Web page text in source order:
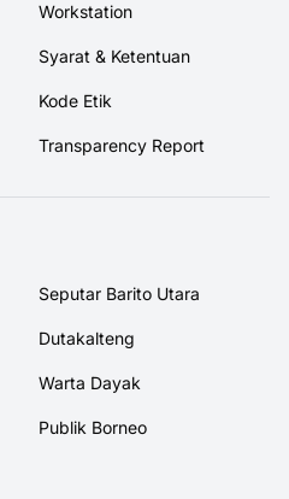
Workstation
Syarat & Ketentuan
Kode Etik
Transparency Report
Seputar Barito Utara
Dutakalteng
Warta Dayak
Publik Borneo